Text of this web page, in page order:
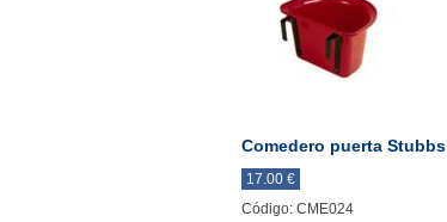
Comedero puerta Stubbs
17.00 €
Código: CME024